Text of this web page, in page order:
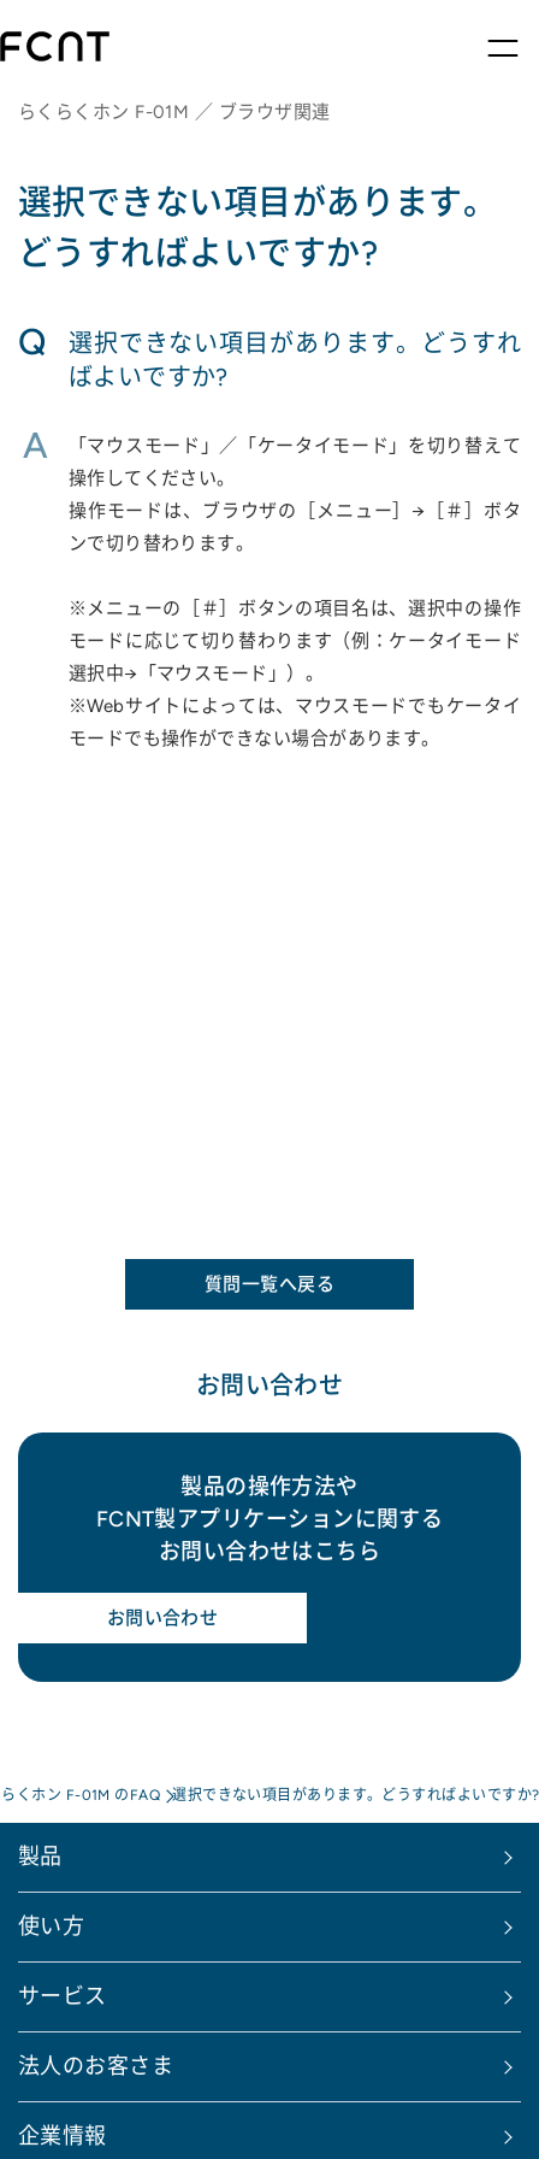
らくらくホン F-01M ／ ブラウザ関連
選択できない項目があります。
どうすればよいですか?
Q
選択できない項目があります。どうすれ
ばよいですか?
A
「マウスモード」／「ケータイモード」を切り替えて
操作してください。
操作モードは、ブラウザの［メニュー］→［＃］ボタ
ンで切り替わります。
※メニューの［＃］ボタンの項目名は、選択中の操作
モードに応じて切り替わります（例：ケータイモード
選択中→「マウスモード」）。
※Webサイトによっては、マウスモードでもケータイ
モードでも操作ができない場合があります。
質問一覧へ戻る
お問い合わせ
製品の操作方法や
FCNT製アプリケーションに関する
お問い合わせはこちら
お問い合わせ
くホン F-01M のFAQ 選択できない項目があります。どうすればよいですか?
製品
使い方
サービス
法人のお客さま
企業情報